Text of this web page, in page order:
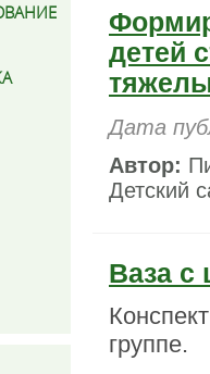
детей
Дата
Автор:
Детский
Ваза с
группе.